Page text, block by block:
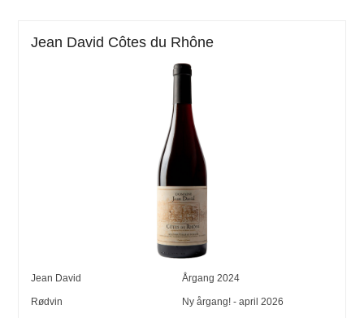
Jean David Côtes du Rhône
Jean David Årgang 2024
Rødvin Ny årgang! - april 2026